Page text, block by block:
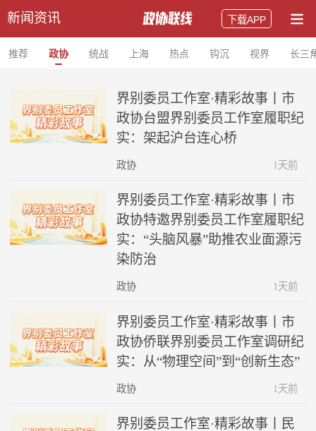
新闻资讯 下载APP
推荐 政协 统战 上海 热点 钩沉 视界 长三
界别委员工作室·精彩故事丨市
政协台盟界别委员工作室履职纪
实：架起沪台连心桥
政协 1天前
界别委员工作室·精彩故事丨市
政协特邀界别委员工作室履职纪
实：“头脑风暴”助推农业面源污
染防治
政协 1天前
界别委员工作室·精彩故事丨市
政协侨联界别委员工作室调研纪
实：从“物理空间”到“创新生态”
政协 1天前
界别委员工作室·精彩故事丨民